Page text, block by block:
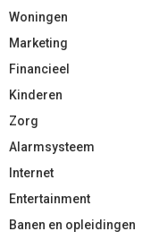
Woningen
Marketing
Financieel
Kinderen
Zorg
Alarmsysteem
Internet
Entertainment
Banen en opleidingen